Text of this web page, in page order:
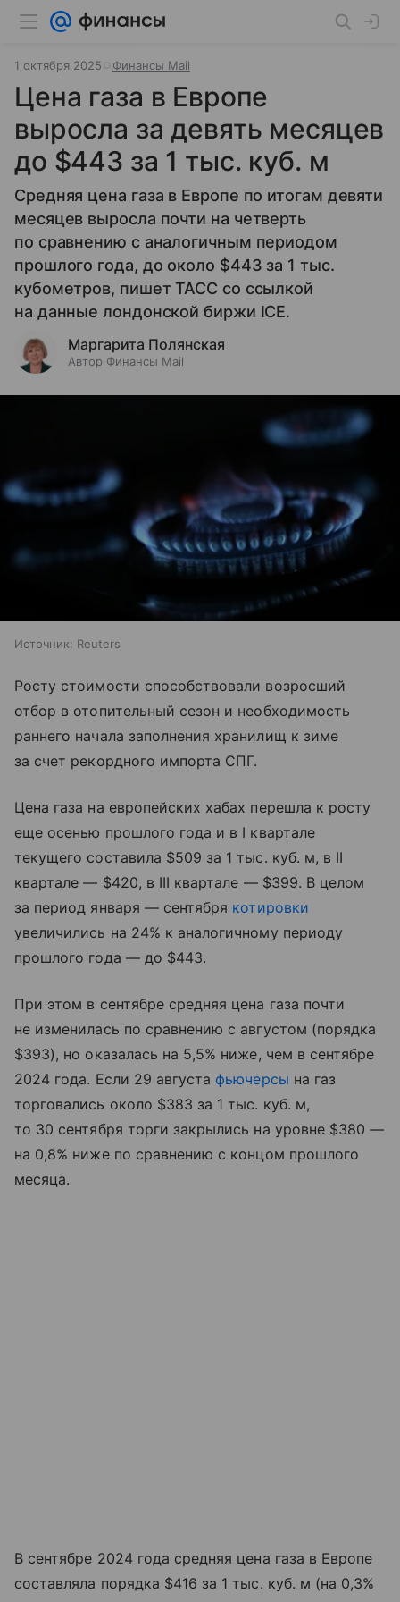
1 октября 2025 Финансы Mail
Цена газа в Европе
выросла за девять месяцев
до $443 за 1 тыс. куб. м
Средняя цена газа в Европе по итогам девяти
месяцев выросла почти на четверть
по сравнению с аналогичным периодом
прошлого года, до около $443 за 1 тыс.
кубометров, пишет ТАСС со ссылкой
на данные лондонской биржи ICE.
Маргарита Полянская
Автор Финансы Mail
Источник: Reuters
Росту стоимости способствовали возросший
отбор в отопительный сезон и необходимость
раннего начала заполнения хранилищ к зиме
за счет рекордного импорта СПГ.
Цена газа на европейских хабах перешла к росту
еще осенью прошлого года и в I квартале
текущего составила $509 за 1 тыс. куб. м, в II
квартале — $420, в III квартале — $399. В целом
за период января — сентября котировки
увеличились на 24% к аналогичному периоду
прошлого года — до $443.
При этом в сентябре средняя цена газа почти
не изменилась по сравнению с августом (порядка
$393), но оказалась на 5,5% ниже, чем в сентябре
2024 года. Если 29 августа фьючерсы на газ
торговались около $383 за 1 тыс. куб. м,
то 30 сентября торги закрылись на уровне $380 —
на 0,8% ниже по сравнению с концом прошлого
месяца.
В сентябре 2024 года средняя цена газа в Европе
составляла порядка $416 за 1 тыс. куб. м (на 0,3%